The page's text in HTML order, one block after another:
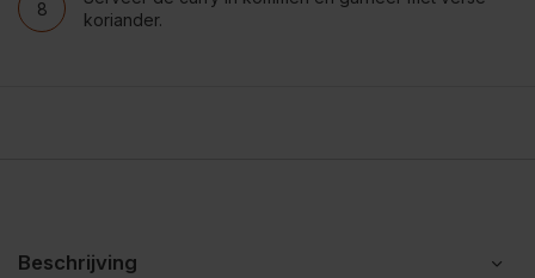
8
koriander.
Beschrijving